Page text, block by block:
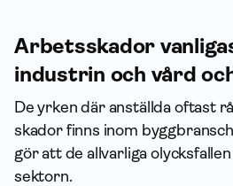
Arbets­skador
industrin och vård
De yrken där anställda oftast
skador finns inom
gör att de allvarliga
sektorn.